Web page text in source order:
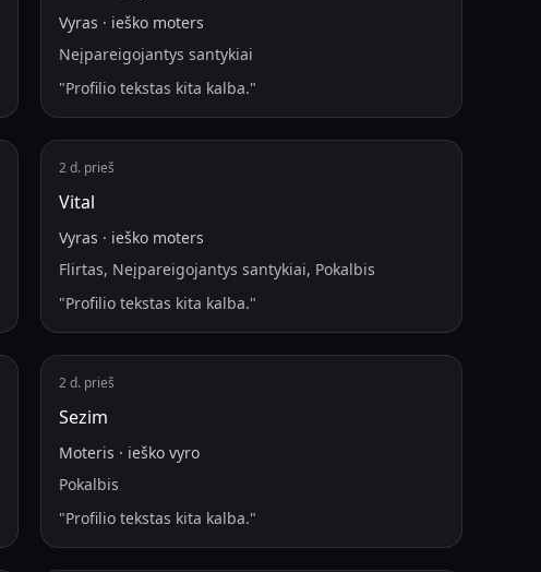
Vyras · ieško moters
Neįpareigojantys santykiai
"Profilio tekstas kita kalba."
2 d. prieš
Vital
Vyras · ieško moters
Flirtas, Neįpareigojantys santykiai, Pokalbis
"Profilio tekstas kita kalba."
2 d. prieš
Sezim
Moteris · ieško vyro
Pokalbis
"Profilio tekstas kita kalba."